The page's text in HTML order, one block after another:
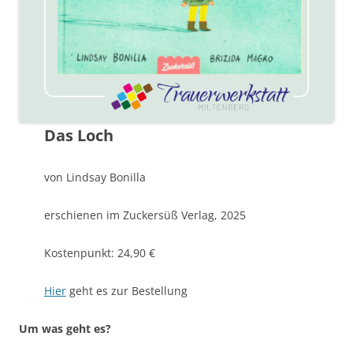
Das Loch
von Lindsay Bonilla
erschienen im Zuckersüß Verlag, 2025
Kostenpunkt: 24,90 €
Hier geht es zur Bestellung
Um was geht es?